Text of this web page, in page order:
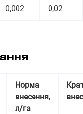
0,002 0,02
Норма
внесення,
л/га